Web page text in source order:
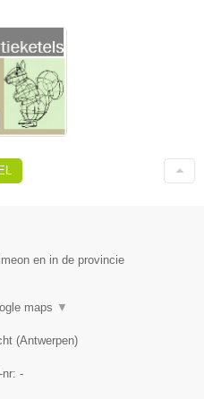
en in de provincie
maps ▼
(Antwerpen)
-